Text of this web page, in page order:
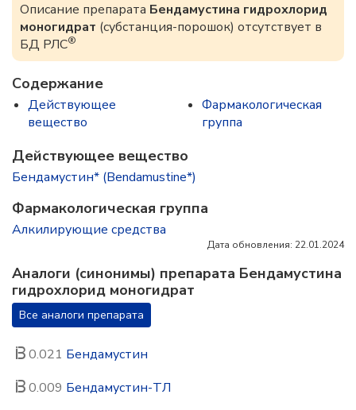
Описание препарата Бендамустина гидрохлорид
моногидрат (субстанция-порошок) отсутствует в
БД РЛС®
Содержание
Действующее
вещество
Фармакологическая
группа
Действующее вещество
Бендамустин* (Bendamustine*)
Фармакологическая группа
Алкилирующие средства
Дата обновления: 22.01.2024
Аналоги (синонимы) препарата Бендамустина
гидрохлорид моногидрат
Все аналоги препарата
0.021 Бендамустин
0.009 Бендамустин-ТЛ